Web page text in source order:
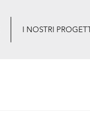
I NOSTRI